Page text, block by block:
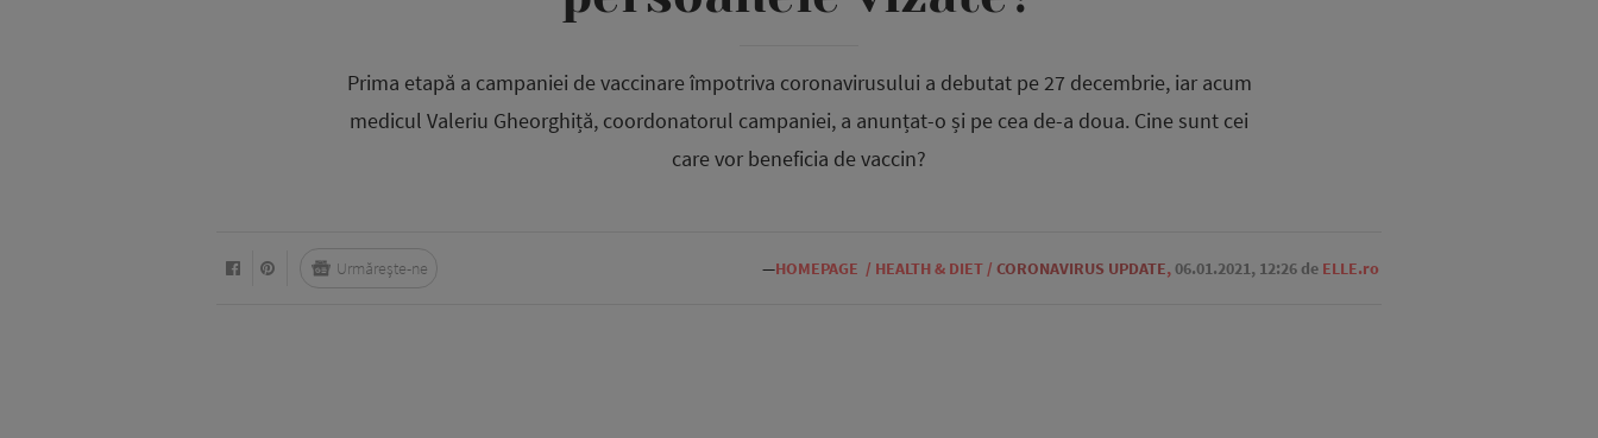
Prima etapă a campaniei de vaccinare împotriva coronavirusului a debutat pe 27 decembrie, iar acum
medicul Valeriu Gheorghiță, coordonatorul campaniei, a anunțat-o și pe cea de-a doua. Cine sunt cei
care vor beneficia de vaccin?
—HOMEPAGE / HEALTH & DIET / CORONAVIRUS UPDATE,06.01.2021, 12:26 de ELLE.ro
Urmărește-ne